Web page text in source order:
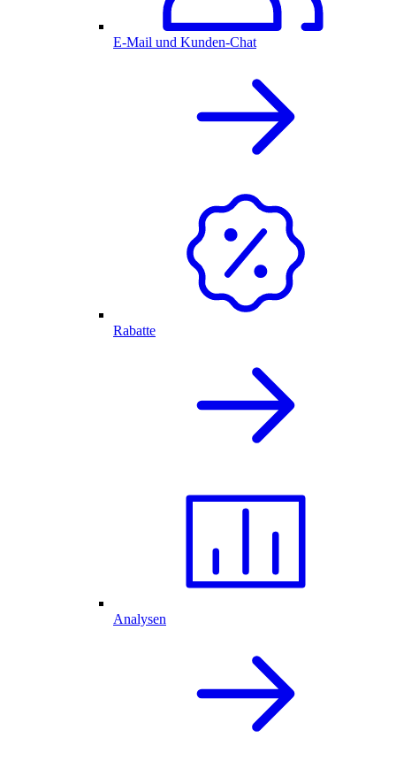
E-Mail und Kunden-Chat
Rabatte
Analysen